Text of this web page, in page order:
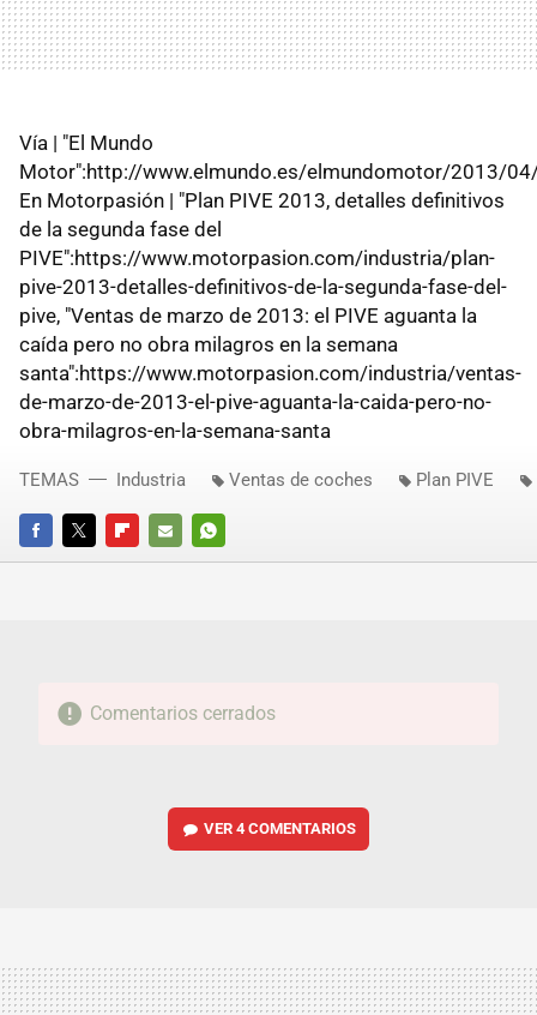
Vía | "El Mundo
Motor":http://www.elmundo.es/elmundomotor/2013/
En Motorpasión | "Plan PIVE 2013, detalles definitivos
de la segunda fase del
PIVE":https://www.motorpasion.com/industria/plan-
pive-2013-detalles-definitivos-de-la-segunda-fase-del-
pive, "Ventas de marzo de 2013: el PIVE aguanta la
caída pero no obra milagros en la semana
santa":https://www.motorpasion.com/industria/ventas-
de-marzo-de-2013-el-pive-aguanta-la-caida-pero-no-
obra-milagros-en-la-semana-santa
FACEBOOKTWITTERFLIPBOARD
E-
WHATSAPP
TEMAS Industria Ventas de coches Plan PIVE
Comentarios cerrados
VER4 COMENTARIOS